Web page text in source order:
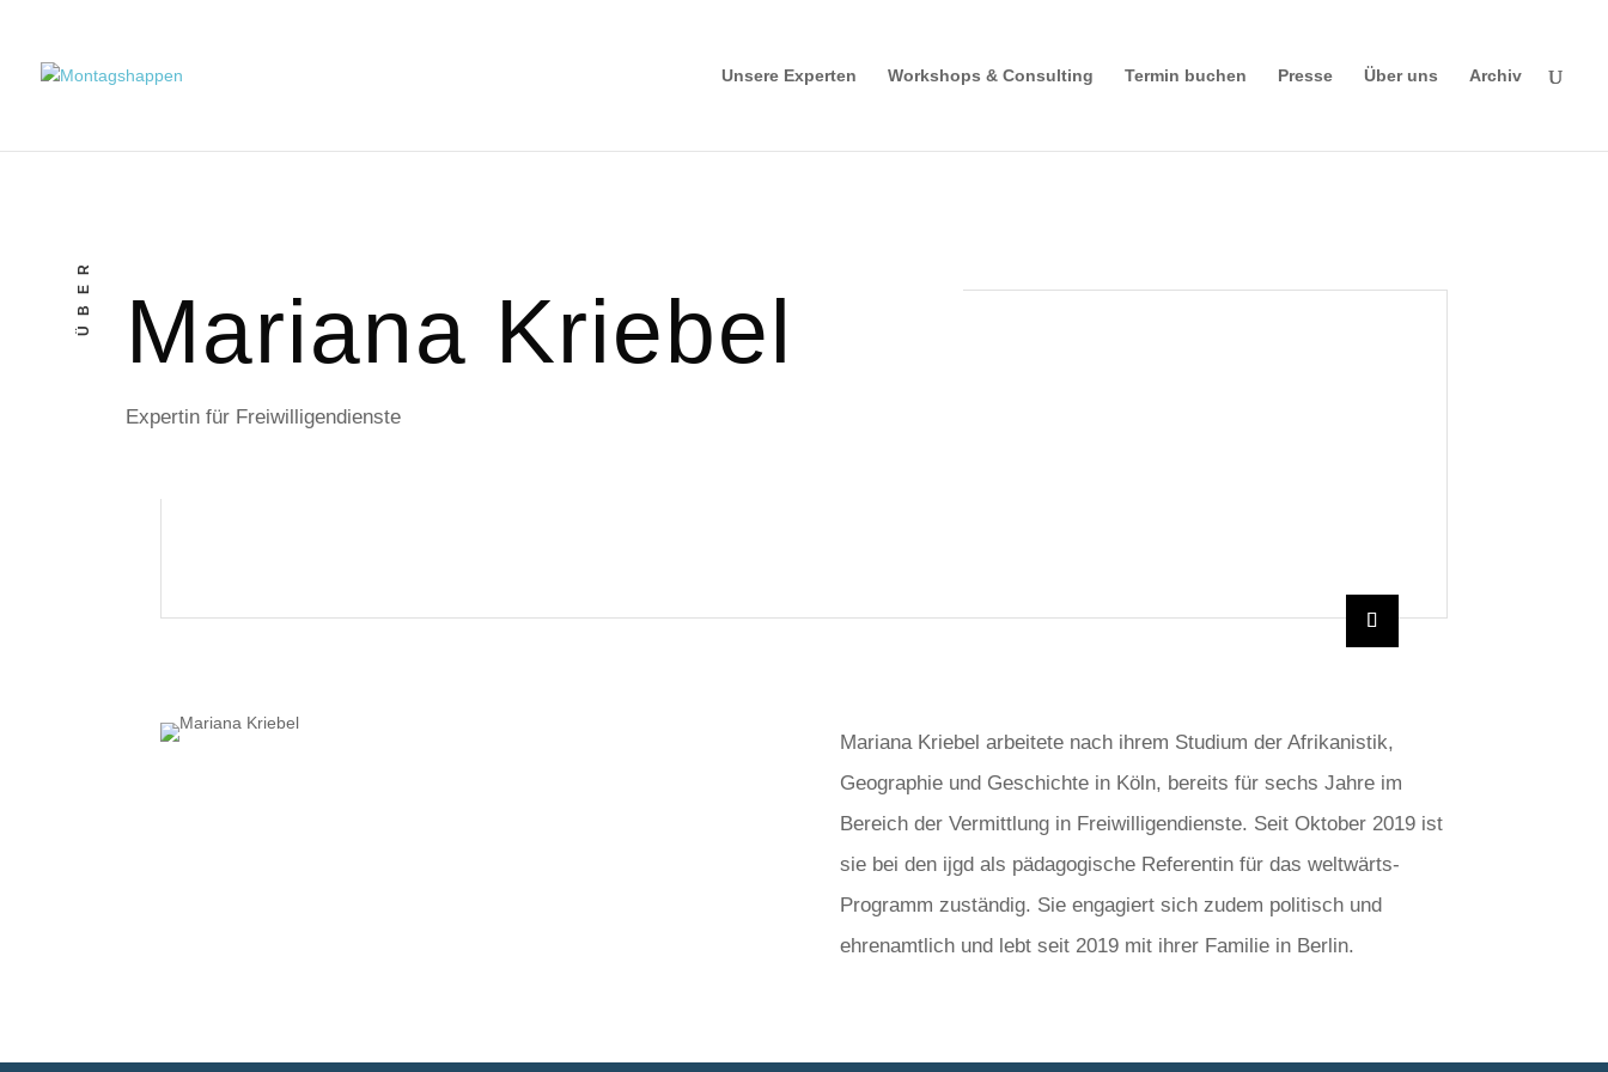
Unsere Experten Workshops & Consulting Termin buchen Presse Über uns Archiv
ÜBER Mariana Kriebel
Expertin für Freiwilligendienste
Mariana Kriebel arbeitete nach ihrem Studium der Afrikanistik,
Geographie und Geschichte in Köln, bereits für sechs Jahre im
Bereich der Vermittlung in Freiwilligendienste. Seit Oktober 2019 ist
sie bei den ijgd als pädagogische Referentin für das weltwärts-
Programm zuständig. Sie engagiert sich zudem politisch und
ehrenamtlich und lebt seit 2019 mit ihrer Familie in Berlin.